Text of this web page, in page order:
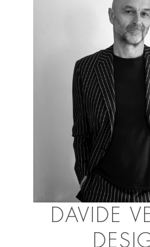
DAVIDE